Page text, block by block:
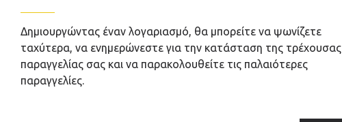
Δημιουργώντας έναν λογαριασμό, θα μπορείτε να ψωνίζετε
ταχύτερα, να ενημερώνεστε για την κατάσταση της τρέχουσας
παραγγελίας σας και να παρακολουθείτε τις παλαιότερες
παραγγελίες.